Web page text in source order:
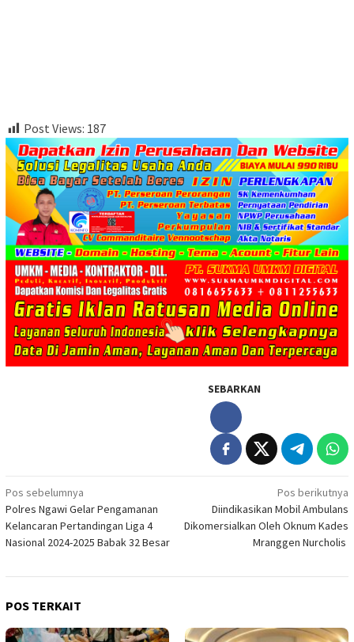
Post Views: 187
SEBARKAN
Navigasi
pos
Pos sebelumnya
Polres Ngawi Gelar Pengamanan
Kelancaran Pertandingan Liga 4
Nasional 2024-2025 Babak 32 Besar
Pos berikutnya
Diindikasikan Mobil Ambulans
Dikomersialkan Oleh Oknum Kades
Mranggen Nurcholis
POS TERKAIT